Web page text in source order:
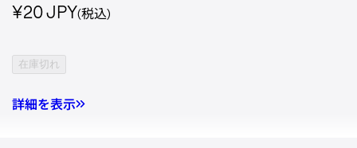
通常価格
¥20 JPY(税込)
在庫切れ
詳細を表示